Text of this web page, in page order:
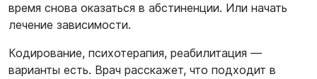
время снова оказаться в абстиненции. Или начать
лечение зависимости.
Кодирование, психотерапия, реабилитация —
варианты есть. Врач расскажет, что подходит в